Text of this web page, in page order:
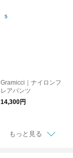
Gramicci｜ナイロンフ
レアパンツ
14,300円
もっと見る